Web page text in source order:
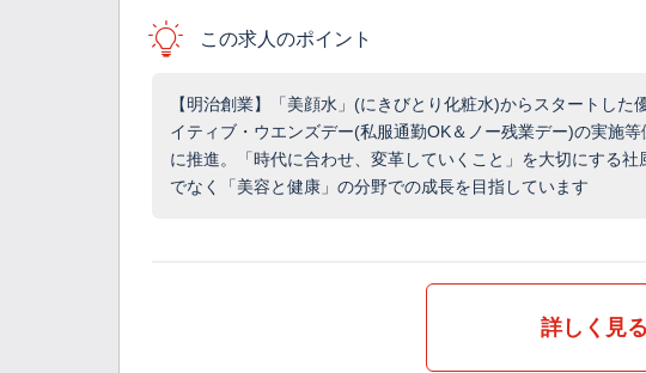
この求人のポイント
【明治創業】「美顔水」(にきびとり化粧水)からスタートした
イティブ・ウエンズデー(私服通勤OK＆ノー残業デー)の実施等
に推進。「時代に合わせ、変革していくこと」を大切にする社
でなく「美容と健康」の分野での成長を目指しています
詳しく見る